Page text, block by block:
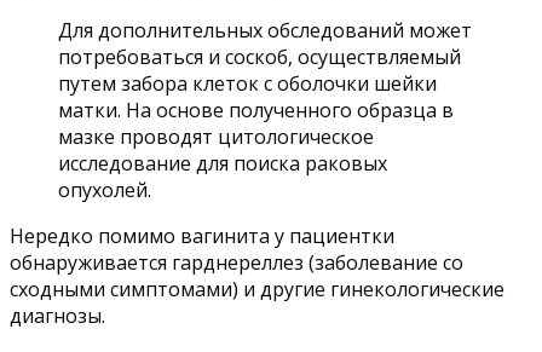
Для дополнительных обследований может
потребоваться и соскоб, осуществляемый
путем забора клеток с оболочки шейки
матки. На основе полученного образца в
мазке проводят цитологическое
исследование для поиска раковых
опухолей.
Нередко помимо вагинита у пациентки
обнаруживается гарднереллез (заболевание со
сходными симптомами) и другие гинекологические
диагнозы.